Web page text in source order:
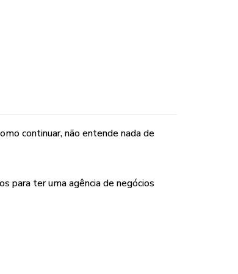
continuar, não entende nada de
para ter uma agência de negócios